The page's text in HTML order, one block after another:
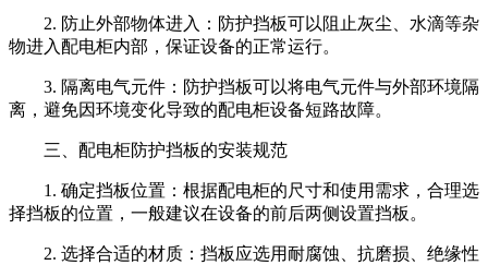
2. 防止外部物体进入：防护挡板可以阻止灰尘、水滴等杂
物进入配电柜内部，保证设备的正常运行。
3. 隔离电气元件：防护挡板可以将电气元件与外部环境隔
离，避免因环境变化导致的配电柜设备短路故障。
三、配电柜防护挡板的安装规范
1. 确定挡板位置：根据配电柜的尺寸和使用需求，合理选
择挡板的位置，一般建议在设备的前后两侧设置挡板。
2. 选择合适的材质：挡板应选用耐腐蚀、抗磨损、绝缘性